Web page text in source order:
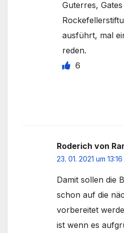
Guterres,
ausführt, mal
reden.
6
Roderich von
23. 01. 2021 um
Damit sollen die
schon auf die
vorbereitet
ist wenn es